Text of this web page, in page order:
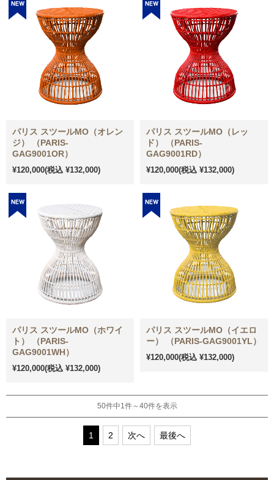
パリス スツールMO（オレン
ジ） （PARIS-
GAG9001OR）
¥120,000(税込 ¥132,000)
パリス スツールMO（レッ
ド） （PARIS-
GAG9001RD）
¥120,000(税込 ¥132,000)
パリス スツールMO（ホワイ
ト） （PARIS-
GAG9001WH）
¥120,000(税込 ¥132,000)
パリス スツールMO（イエロ
ー） （PARIS-GAG9001YL）
¥120,000(税込 ¥132,000)
50件中1件～40件を表示
1 2 次へ 最後へ